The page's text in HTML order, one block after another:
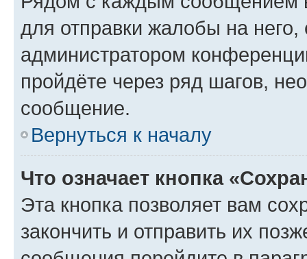
для отправки жалобы на
администратором
пройдёте через ряд шагов,
сообщение.
Вернуться к началу
Что означает кнопка
Эта кнопка позволяет вам
закончить и отправить их